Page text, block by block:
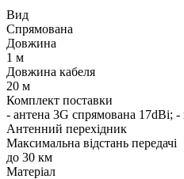
Вид
Спрямована
Довжина
1 м
Довжина кабеля
20 м
Комплект поставки
- антена 3G спрямована 17dBi; -
Антенний перехідник
Максимальна відстань передачі
до 30 км
Матеріал